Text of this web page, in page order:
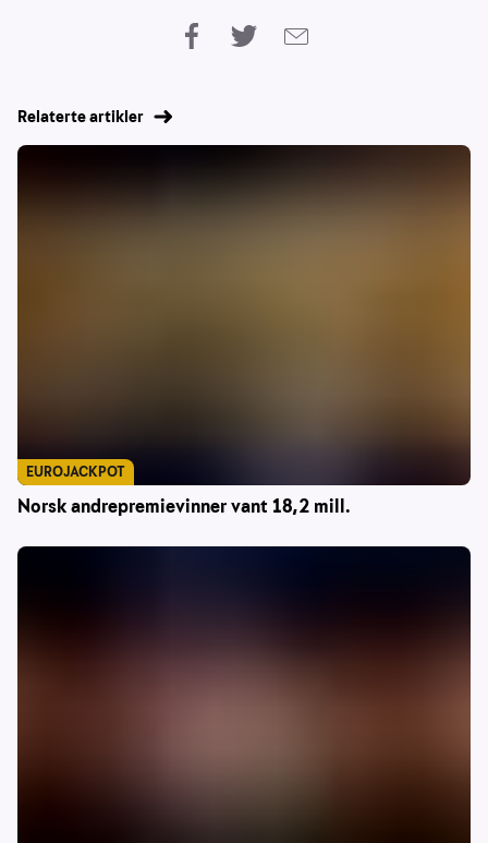
Relaterte artikler
Norsk andrepremievinner vant 18,2 mill.
EUROJACKPOT